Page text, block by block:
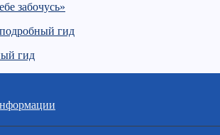
забочусь»
гид